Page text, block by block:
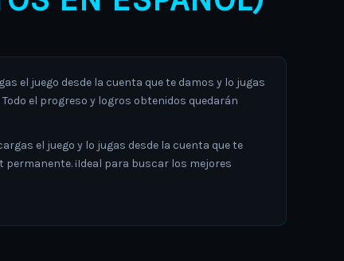
el juego desde la cuenta que te damos y lo jugas
el progreso y logros obtenidos quedarán
el juego y lo jugas desde la cuenta que te
permanente. ¡Ideal para buscar los mejores